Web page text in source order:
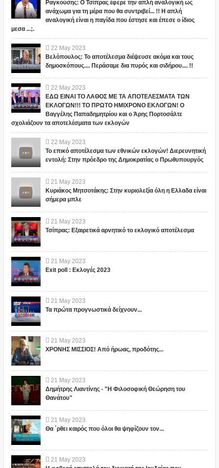
Ραγκούσης: Ο Τσίπρας έφερε την απλή αναλογική ως
ανάχωμα για τη μέρα που θα συντριβεί... !! Η απλή
αναλογική είναι η παγίδα που έστησε και έπεσε ο ίδιος
μεσα ...;.
22 May 2023
Βελόπουλος: Το αποτέλεσμα διέψευσε ακόμα και τους
δημοσκόπους.... Περάσαμε δια πυρός και σιδήρου.... !!
22 May 2023
ΕΔΩ ΕΙΝΑΙ ΤΟ ΛΑΘΟΣ ΜΕ ΤΑ ΑΠΟΤΕΛΕΣΜΑΤΑ ΤΩΝ
ΕΚΛΟΓΩΝ!!! ΤΟ ΠΡΩΤΟ ΗΜΙΧΡΟΝΟ ΕΚΛΟΓΩΝ! Ο
Βαγγέλης Παπαδημητρίου και ο Άρης Πορτοσάλτε
σχολιάζουν τα αποτελέσματα των εκλογών
22 May 2023
Το επικό αποτέλεσμα των εθνικών εκλογών! Διερευνητική
εντολή: Στην πρόεδρο της Δημοκρατίας ο Πρωθυπουργός
21 May 2023
Κυριάκος Μητσοτάκης: Στην κυριολεξία όλη η Ελλαδα είναι
σήμερα μπλε
21 May 2023
Τσίπρας: Εξαιρετικά αρνητικό το εκλογικό αποτέλεσμα
21 May 2023
Exit poll : Εκλογές 2023
21 May 2023
Τα πρώτα προγνωστικά δείχνουν...
21 May 2023
ΧΡΟΝΗΣ ΜΙΣΣΙΟΣ! Από ήρωας, προδότης...
21 May 2023
Δημήτρης Λιαντίνης - "Η Φιλοσοφική Θεώρηση του
Θανάτου"
21 May 2023
Θα ΄ρθει καιρός που όλοι θα ψηφίζουν τον...
21 May 2023